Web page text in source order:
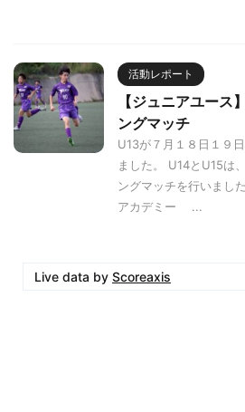
活動レポート
【ジュニアユース
ングマッチ
U13が７月１８日１９
ました。 U14とU15は
ングマッチを行いまし
アカデミー ...
Live data by Scoreaxis